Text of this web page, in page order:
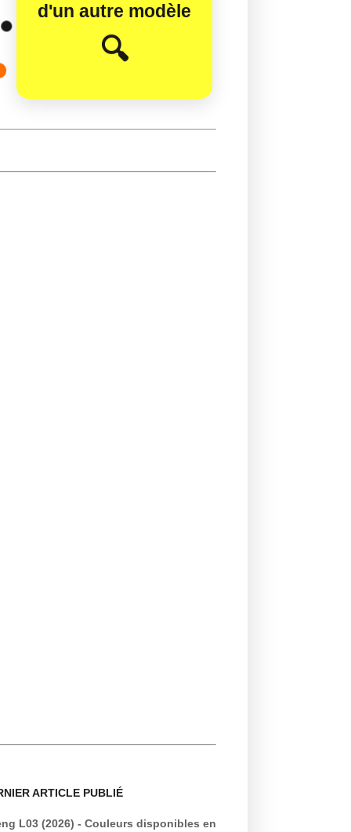
d'un autre modèle
🔍
ARTICLE PUBLIÉ
L03 (2026) - Couleurs disponibles en